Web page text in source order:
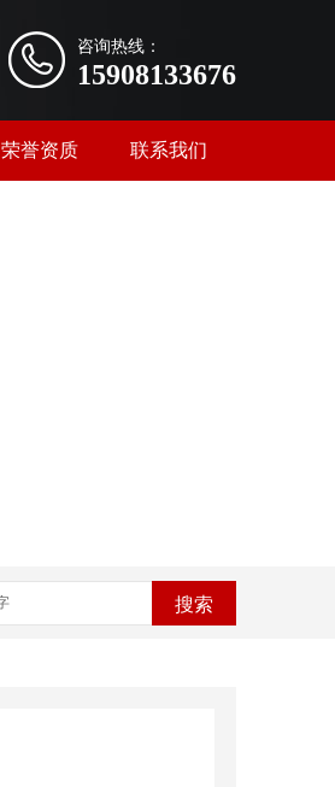
咨询热线：
15908133676
荣誉资质 联系我们
搜索